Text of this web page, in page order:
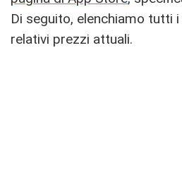
Di seguito, elenchiamo tutti
relativi prezzi attuali.